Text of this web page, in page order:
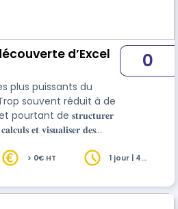
d’Excel
plus puissants du
souvent réduit à de
de 𝐬𝐭𝐫𝐮𝐜𝐭𝐮𝐫𝐞𝐫
𝐞𝐭 𝐯𝐢𝐬𝐮𝐚𝐥𝐢𝐬𝐞𝐫 𝐝𝐞𝐬
0
> 0€ HT
1 jour | 4